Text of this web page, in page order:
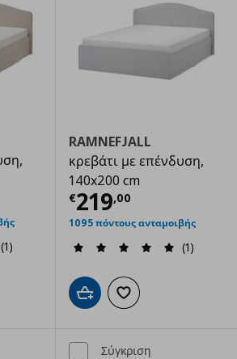
€ 209,00
(1)
αγαπημένα
RAMNEFJALL
κρεβάτι με επένδυση,
140x200 cm
€219,00
Τρέχουσα
1095 πόντους ανταμοιβής
(1)
Προσθήκη στο καλάθι
Προσθήκη στα
Σύγκριση